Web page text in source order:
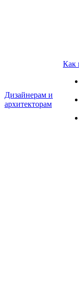
Дизайнерам и
архитекторам
Как